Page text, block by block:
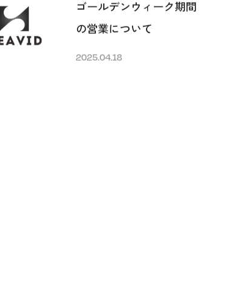
ゴールデンウィーク期間
の営業について
2025.04.18